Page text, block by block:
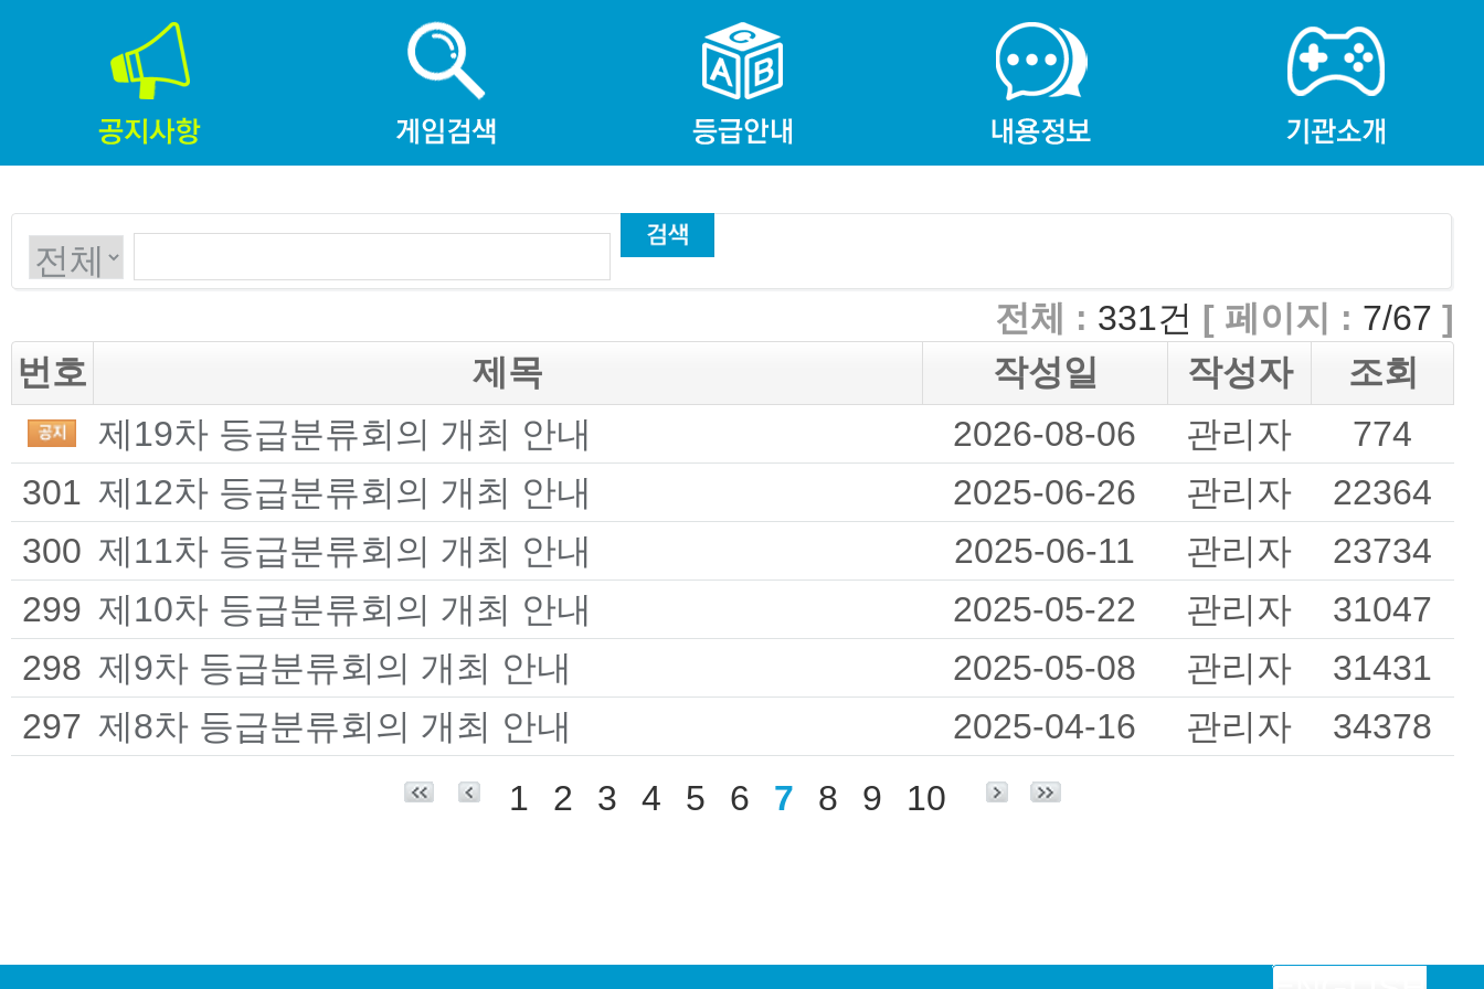
전체 : 331건 [ 페이지 : 7/67 ]
번호
제목 작성일 작성자
조회
제19차 등급분류회의 개최 안내
2026-08-06 관리자
774
301 제12차 등급분류회의 개최 안내 2025-06-26 관리자
22364
300 제11차 등급분류회의 개최 안내 2025-06-11 관리자
23734
299 제10차 등급분류회의 개최 안내 2025-05-22 관리자
31047
298 제9차 등급분류회의 개최 안내 2025-05-08 관리자
31431
297 제8차 등급분류회의 개최 안내 2025-04-16 관리자
34378
1
2 3 4 5 6 7 8 9 10